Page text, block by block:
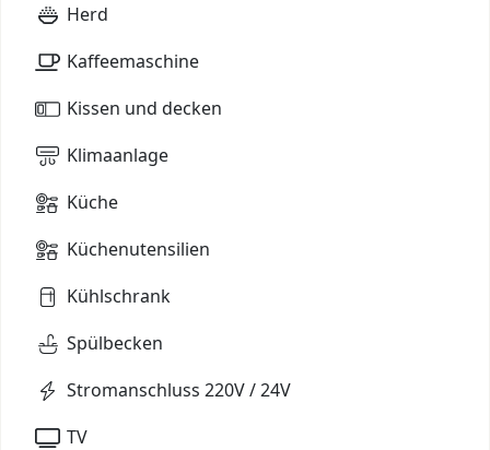
Herd
Kaffeemaschine
Kissen und decken
Klimaanlage
Küche
Küchenutensilien
Kühlschrank
Spülbecken
Stromanschluss 220V / 24V
TV